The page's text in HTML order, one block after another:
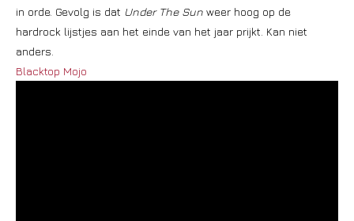
in orde. Gevolg is dat Under The Sun weer hoog op de
hardrock lijstjes aan het einde van het jaar prijkt. Kan niet
anders.
Blacktop Mojo